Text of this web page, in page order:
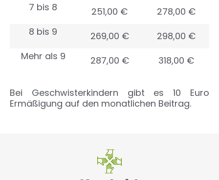
7 bis 8
251,00 €
278,00 €
8 bis 9
269,00 €
298,00 €
Mehr als 9
287,00 € 318,00 €
Bei Geschwisterkindern gibt es 10 Euro
Ermäßigung auf den monatlichen Beitrag.